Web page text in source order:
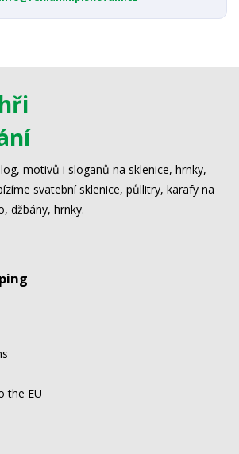
motivů i sloganů na sklenice, hrnky,
svatební sklenice, půllitry, karafy na
džbány, hrnky.
the EU